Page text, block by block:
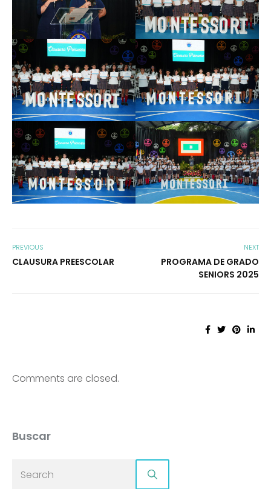
PREVIOUS
CLAUSURA PREESCOLAR
NEXT
PROGRAMA DE GRADO
SENIORS 2025
Comments are closed.
Buscar